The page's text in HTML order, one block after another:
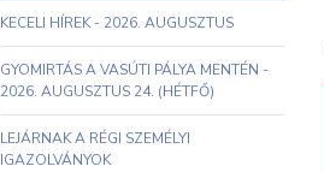
KECELI HÍREK - 2026. AUGUSZTUS
GYOMIRTÁS A VASÚTI PÁLYA MENTÉN -
2026. AUGUSZTUS 24. (HÉTFŐ)
LEJÁRNAK A RÉGI SZEMÉLYI
IGAZOLVÁNYOK